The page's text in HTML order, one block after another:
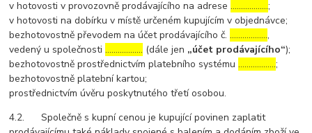
v hotovosti v provozovně prodávajícího na adrese………………;
v hotovosti na dobírku v místě určeném kupujícím v objednávce;
bezhotovostně převodem na účet prodávajícího č.………………,
vedený u společnosti……………… (dále jen „účet prodávajícího“);
bezhotovostně prostřednictvím platebního systému………………;
bezhotovostně platební kartou;
prostřednictvím úvěru poskytnutého třetí osobou.
4.2. Společně s kupní cenou je kupující povinen zaplatit